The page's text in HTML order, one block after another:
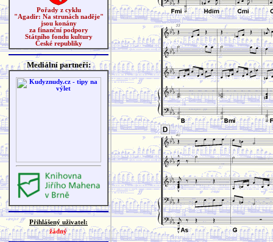
Pořady z cyklu
"Agadir: Na strunách naděje"
jsou konány
za finanční podpory
Státního fondu kultury
České republiky
Mediální partneři:
Přihlášený uživatel:
žádný